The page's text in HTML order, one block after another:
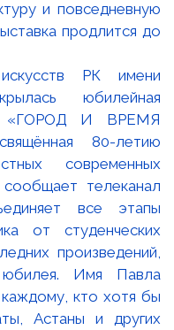
РК имени
юбилейная
«ГОРОД И ВРЕМЯ
80-летию
современных
сообщает телеканал
все этапы
от студенческих
произведений,
Имя Павла
кто хотя бы
Астаны и других